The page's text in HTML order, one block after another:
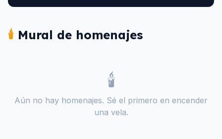
🕯️ Mural de homenajes
🕯️
Aún no hay homenajes. Sé el primero en encender
una vela.